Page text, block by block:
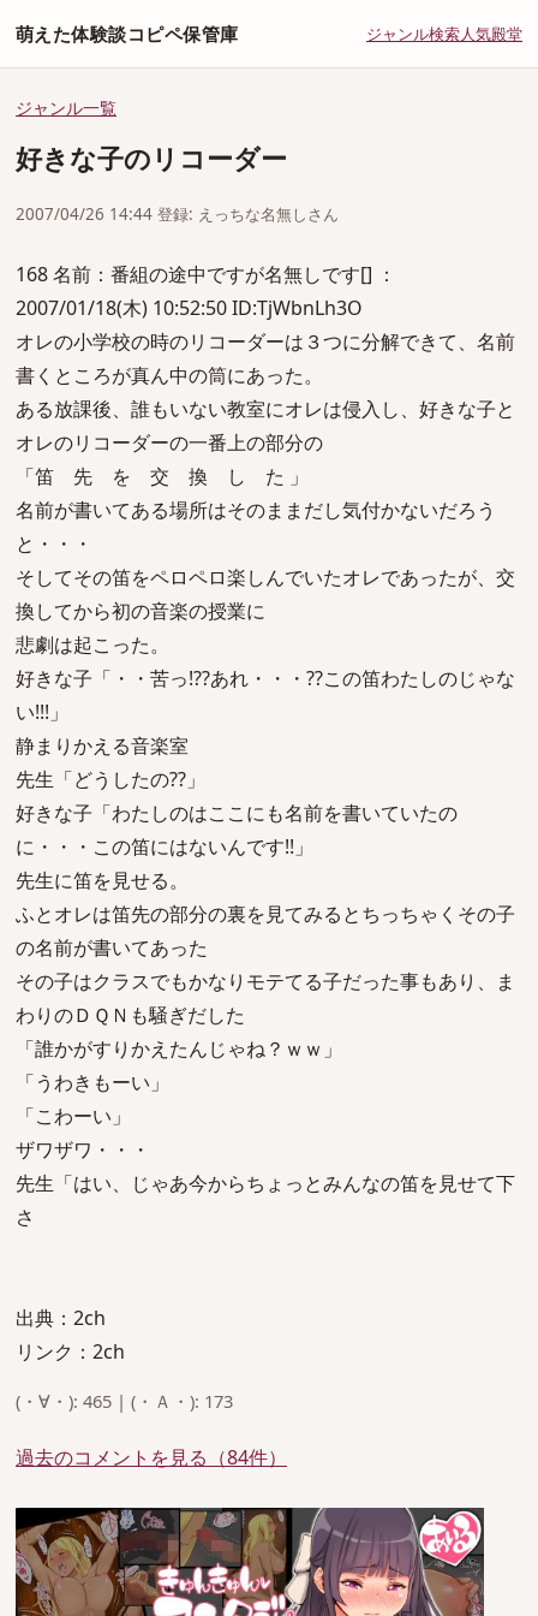
萌えた体験談コピペ保管庫 ジャンル検索人気殿堂
ジャンル一覧
好きな子のリコーダー
2007/04/26 14:44 登録: えっちな名無しさん
168 名前：番組の途中ですが名無しです[] ：
2007/01/18(木) 10:52:50 ID:TjWbnLh3O
オレの小学校の時のリコーダーは３つに分解できて、名前
書くところが真ん中の筒にあった。
ある放課後、誰もいない教室にオレは侵入し、好きな子と
オレのリコーダーの一番上の部分の
「笛 先 を 交 換 し た 」
名前が書いてある場所はそのままだし気付かないだろう
と・・・
そしてその笛をペロペロ楽しんでいたオレであったが、交
換してから初の音楽の授業に
悲劇は起こった。
好きな子「・・苦っ!??あれ・・・??この笛わたしのじゃな
い!!!」
静まりかえる音楽室
先生「どうしたの??」
好きな子「わたしのはここにも名前を書いていたの
に・・・この笛にはないんです!!」
先生に笛を見せる。
ふとオレは笛先の部分の裏を見てみるとちっちゃくその子
の名前が書いてあった
その子はクラスでもかなりモテてる子だった事もあり、ま
わりのＤＱＮも騒ぎだした
「誰かがすりかえたんじゃね？ｗｗ」
「うわきもーい」
「こわーい」
ザワザワ・・・
先生「はい、じゃあ今からちょっとみんなの笛を見せて下
さ
出典：2ch
リンク：2ch
(・∀・): 465 | (・Ａ・): 173
過去のコメントを見る（84件）